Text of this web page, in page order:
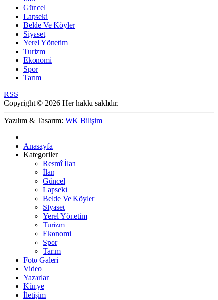
Güncel
Lapseki
Belde Ve Köyler
Siyaset
Yerel Yönetim
Turizm
Ekonomi
Spor
Tarım
RSS
Copyright © 2026 Her hakkı saklıdır.
Yazılım & Tasarım: WK Bilişim
Anasayfa
Kategoriler
Resmî İlan
İlan
Güncel
Lapseki
Belde Ve Köyler
Siyaset
Yerel Yönetim
Turizm
Ekonomi
Spor
Tarım
Foto Galeri
Video
Yazarlar
Künye
İletişim